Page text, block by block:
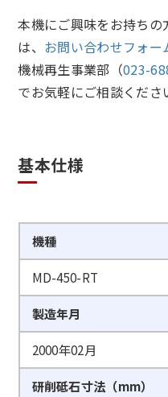
本機にご興味をお持ち
は、 お問い合わせフォー
機械再生事業部（023-
でお気軽にご相談くださ
基本仕様
機種
MD-450-RT
製造年月
2000年02月
研削砥石寸法（mm）